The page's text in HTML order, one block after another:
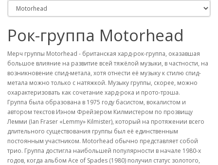
Рок-группа Motorhead
Мерч группы Motorhead - британская хард-рок-группа, оказавшая
большое влияние на развитие всей тяжёлой музыки, в частности, на
возникновение спид-метала, хотя отнести её музыку к стилю спид-
метала можно только с натяжкой. Музыку группы, скорее, можно
охарактеризовать как сочетание хард-рока и прото-трэша.
Группа была образована в 1975 году басистом, вокалистом и
автором текстов Иэном Фрейзером Килмистером по прозвищу
Лемми (Ian Fraser «Lemmy» Kilmister), который на протяжении всего
длительного существования группы был её единственным
постоянным участником. Motorhead обычно представляет собой
трио. Группа достигла наибольшей популярности в начале 1980-х
годов, когда альбом Ace of Spades (1980) получил статус золотого,